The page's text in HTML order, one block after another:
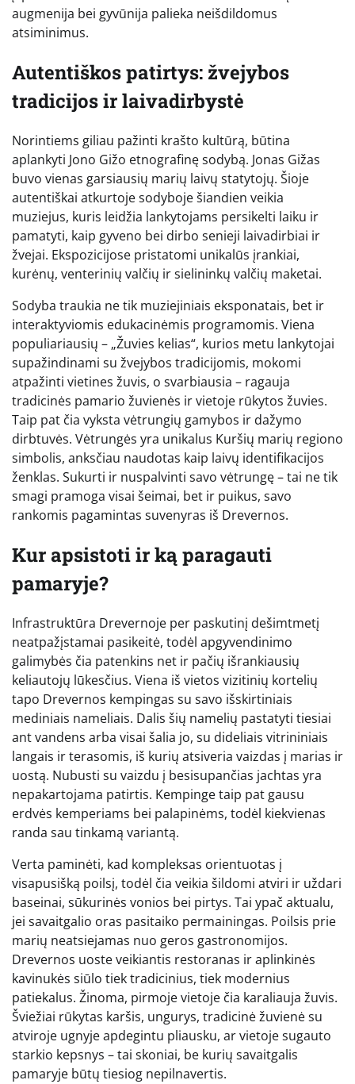
augmenija bei gyvūnija palieka neišdildomus
atsiminimus.
Autentiškos patirtys: žvejybos
tradicijos ir laivadirbystė
Norintiems giliau pažinti krašto kultūrą, būtina
aplankyti Jono Gižo etnografinę sodybą. Jonas Gižas
buvo vienas garsiausių marių laivų statytojų. Šioje
autentiškai atkurtoje sodyboje šiandien veikia
muziejus, kuris leidžia lankytojams persikelti laiku ir
pamatyti, kaip gyveno bei dirbo senieji laivadirbiai ir
žvejai. Ekspozicijose pristatomi unikalūs įrankiai,
kurėnų, venterinių valčių ir sielininkų valčių maketai.
Sodyba traukia ne tik muziejiniais eksponatais, bet ir
interaktyviomis edukacinėmis programomis. Viena
populiariausių – „Žuvies kelias“, kurios metu lankytojai
supažindinami su žvejybos tradicijomis, mokomi
atpažinti vietines žuvis, o svarbiausia – ragauja
tradicinės pamario žuvienės ir vietoje rūkytos žuvies.
Taip pat čia vyksta vėtrungių gamybos ir dažymo
dirbtuvės. Vėtrungės yra unikalus Kuršių marių regiono
simbolis, anksčiau naudotas kaip laivų identifikacijos
ženklas. Sukurti ir nuspalvinti savo vėtrungę – tai ne tik
smagi pramoga visai šeimai, bet ir puikus, savo
rankomis pagamintas suvenyras iš Drevernos.
Kur apsistoti ir ką paragauti
pamaryje?
Infrastruktūra Drevernoje per paskutinį dešimtmetį
neatpažįstamai pasikeitė, todėl apgyvendinimo
galimybės čia patenkins net ir pačių išrankiausių
keliautojų lūkesčius. Viena iš vietos vizitinių kortelių
tapo Drevernos kempingas su savo išskirtiniais
mediniais nameliais. Dalis šių namelių pastatyti tiesiai
ant vandens arba visai šalia jo, su dideliais vitrininiais
langais ir terasomis, iš kurių atsiveria vaizdas į marias ir
uostą. Nubusti su vaizdu į besisupančias jachtas yra
nepakartojama patirtis. Kempinge taip pat gausu
erdvės kemperiams bei palapinėms, todėl kiekvienas
randa sau tinkamą variantą.
Verta paminėti, kad kompleksas orientuotas į
visapusišką poilsį, todėl čia veikia šildomi atviri ir uždari
baseinai, sūkurinės vonios bei pirtys. Tai ypač aktualu,
jei savaitgalio oras pasitaiko permainingas. Poilsis prie
marių neatsiejamas nuo geros gastronomijos.
Drevernos uoste veikiantis restoranas ir aplinkinės
kavinukės siūlo tiek tradicinius, tiek modernius
patiekalus. Žinoma, pirmoje vietoje čia karaliauja žuvis.
Šviežiai rūkytas karšis, ungurys, tradicinė žuvienė su
atviroje ugnyje apdegintu pliausku, ar vietoje sugauto
starkio kepsnys – tai skoniai, be kurių savaitgalis
pamaryje būtų tiesiog nepilnavertis.